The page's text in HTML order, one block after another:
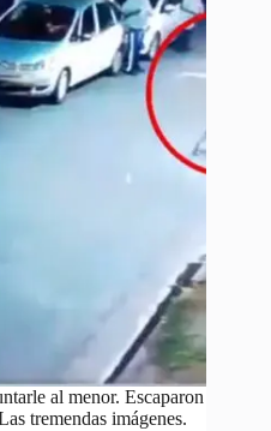
al menor. Escaparon
tremendas imágenes.